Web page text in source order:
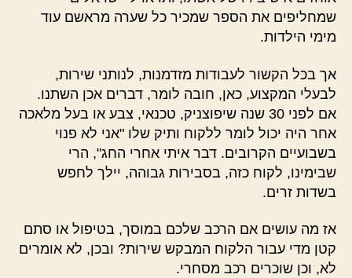
שמחליפים את הספר שמכיר כל שערה מראשם עוד
מימי הילדות.
אך בכל הקשור לעבודות מזדמנות, לנותני שירות,
לבעלי המקצוע, כאן, חובה לומר, דברים אכן השתנו.
אם לפני 30 שנה שיפוצניק, טכנאי, צבע או בעל מלאכה
אחר היה יכול לומר ללקוח ותיק שלו "אני לא פנוי
בשבועיים הקרובים. דבר איתי אחרי החג", הרי
שבימינו, לקוח כזה, בסבירות גבוהה, יילך לחפש
בשדות זרים.
אז מה עושים אם הרכב שלכם במוסך, בטיפול או סתם
קטן מדי עבור הלקוח המבקש שירות? ובכן, לא אומרים
לא, וכן שוכרים רכב מסחרי.